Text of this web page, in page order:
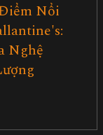
Nổi
Nghệ